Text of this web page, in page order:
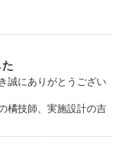
誠にありがとうござい
橘技師、実施設計の吉